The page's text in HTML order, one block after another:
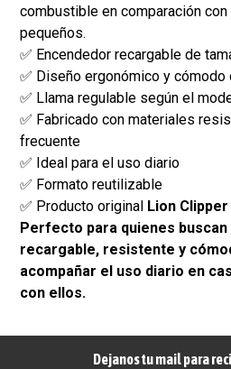
combustible en comparación
pequeños.
✅ Encendedor recargable de
✅ Diseño ergonómico y cómodo
✅ Llama regulable según el
✅ Fabricado con materiales
frecuente
✅ Ideal para el uso diario
✅ Formato reutilizable
✅ Producto original Lion Clipper
Perfecto para quienes
recargable, resistente y
acompañar el uso diario en
con ellos.
Dejanos tu mail para